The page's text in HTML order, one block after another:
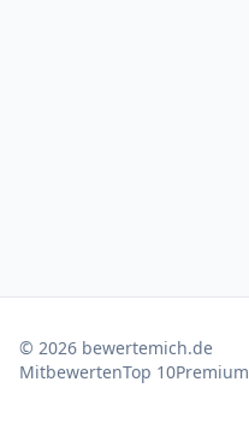
© 2026 bewertemich.de
MitbewertenTop 10Premium